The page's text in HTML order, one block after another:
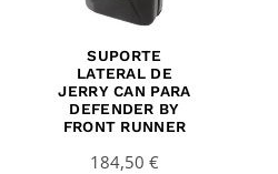
SUPORTE
LATERAL DE
JERRY CAN PARA
DEFENDER BY
FRONT RUNNER
184,50 €